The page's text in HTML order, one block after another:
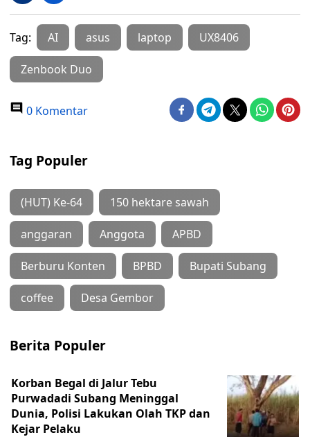
Tag: AI asus laptop UX8406
Zenbook Duo
0 Komentar
Tag Populer
(HUT) Ke-64 150 hektare sawah
anggaran Anggota APBD
Berburu Konten BPBD Bupati Subang
coffee Desa Gembor
Berita Populer
Korban Begal di Jalur Tebu
Purwadadi Subang Meninggal
Dunia, Polisi Lakukan Olah TKP dan
Kejar Pelaku